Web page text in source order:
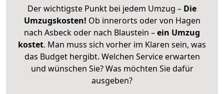
Der wichtigste Punkt bei jedem Umzug – Die
Umzugskosten! Ob innerorts oder von Hagen
nach Asbeck oder nach Blaustein –ein Umzug
kostet. Man muss sich vorher im Klaren sein, was
das Budget hergibt. Welchen Service erwarten
und wünschen Sie? Was möchten Sie dafür
ausgeben?